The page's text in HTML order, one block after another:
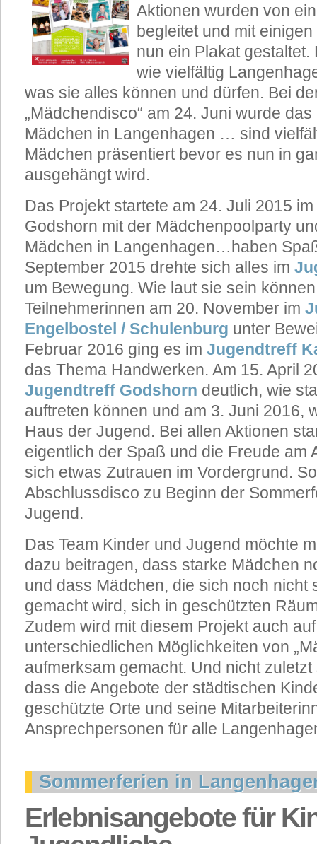
Aktionen wurden von
begleitet und mit
nun ein Plakat
wie vielfältig
was sie alles können und dürfen. Bei
„Mädchendisco“ am 24. Juni wurde das
Mädchen in Langenhagen … sind
Mädchen präsentiert bevor es nun in
ausgehängt wird.
Das Projekt startete am 24. Juli 2015
Godshorn mit der Mädchenpoolparty
Mädchen in Langenhagen…haben
September 2015 drehte sich alles im
um Bewegung. Wie laut sie sein
Teilnehmerinnen am 20. November im
Engelbostel / Schulenburg unter
Februar 2016 ging es im Jugendtreff
das Thema Handwerken. Am 15. April
Jugendtreff Godshorn deutlich, wie
auftreten können und am 3. Juni 2016,
Haus der Jugend. Bei allen Aktionen
eigentlich der Spaß und die Freude am
sich etwas Zutrauen im Vordergrund.
Abschlussdisco zu Beginn der
Jugend.
Das Team Kinder und Jugend möchte
dazu beitragen, dass starke Mädchen
und dass Mädchen, die sich noch nicht
gemacht wird, sich in geschützten
Zudem wird mit diesem Projekt auch
unterschiedlichen Möglichkeiten von
aufmerksam gemacht. Und nicht
dass die Angebote der städtischen
geschützte Orte und seine
Ansprechpersonen für alle
Sommerferien in
Erlebnisangebote für